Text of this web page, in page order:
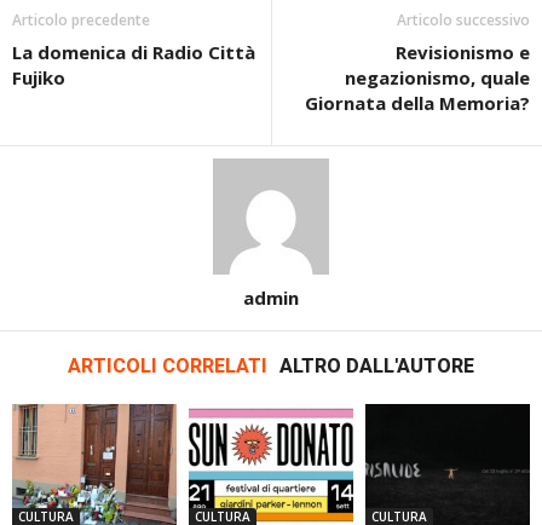
Articolo precedente
La domenica di Radio Città
Fujiko
Articolo successivo
Revisionismo e
negazionismo, quale
Giornata della Memoria?
admin
ARTICOLI CORRELATI ALTRO DALL'AUTORE
CULTURA CULTURA CULTURA